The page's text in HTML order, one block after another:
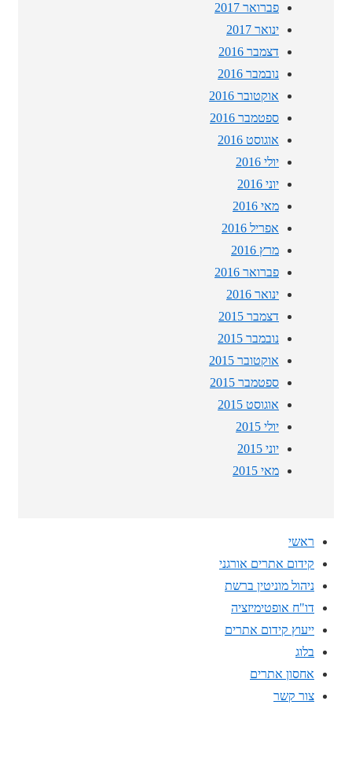
פברואר 2017
ינואר 2017
דצמבר 2016
נובמבר 2016
אוקטובר 2016
ספטמבר 2016
אוגוסט 2016
יולי 2016
יוני 2016
מאי 2016
אפריל 2016
מרץ 2016
פברואר 2016
ינואר 2016
דצמבר 2015
נובמבר 2015
אוקטובר 2015
ספטמבר 2015
אוגוסט 2015
יולי 2015
יוני 2015
מאי 2015
ראשי
קידום אתרים אורגני
ניהול מוניטין ברשת
דו"ח אופטימיזציה
ייעוץ קידום אתרים
בלוג
אחסון אתרים
צור קשר